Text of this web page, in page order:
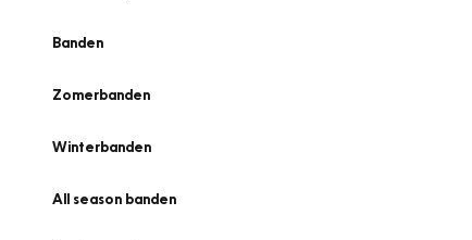
Banden
Zomerbanden
Winterbanden
All season banden